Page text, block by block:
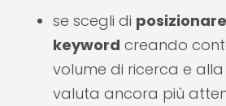
se scegli di
keyword creando
volume di ricerca e
valuta ancora più